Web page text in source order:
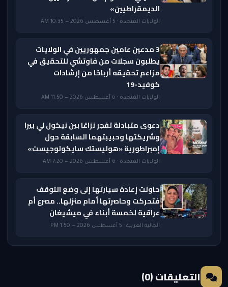
الديمقراطيين»
الولايات المتحدة · 5 أغسطس 2026 — 10:35 AM
3 مدعين عامين جمهوريين في الولايات
يطلبون سجلات من فاوتشي للتحقيق في
مزاعم تحقيقه أرباحًا من إرشادات
كوفيد-19
الولايات المتحدة · 6 أغسطس 2026 — 11:50 AM
دعوى متبادلة تفجر نزاعًا بين نيكول لي بيرا
وشريكتها وحبيبتهما السابقة حول
إمبراطورية «هوليستك سايكولوجيست»
الولايات المتحدة · 6 أغسطس 2026 — 7:20 AM
حاولت إعادة سيارتها إلى وضع التوقف
فتحركت وحاصرتها أمام منزلها.. مصرع أم
عراقية لخمسة أبناء في ميشيغان
الجالية العربية · 5 أغسطس 2026 — 1:50 PM
التعليقات (0)